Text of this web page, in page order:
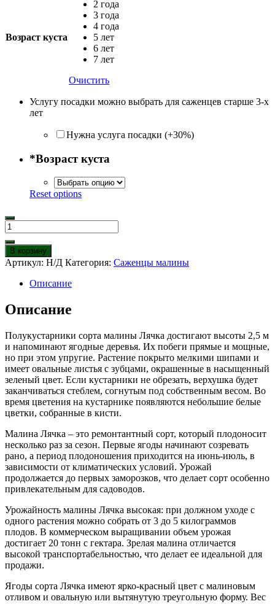
Возраст куста
2 года
3 года
4 года
5 лет
6 лет
7 лет
Очистить
Услугу посадки можно выбрать для саженцев старше 3-х
лет
Нужна услуга посадки (+30%)
*Возраст куста
Reset options
Количество
товара
Малина
Лячка
(Ляшка)
В корзину
Артикул: Н/Д Категория: Саженцы малины
Описание
Описание
Полукустарники сорта малины Лячка достигают высоты 2,5 м
и напоминают ягодные деревья. Их побеги прямые и мощные,
но при этом упругие. Растение покрыто мелкими шипами и
имеет овальные листья с зубцами, окрашенные в насыщенный
зеленый цвет. Если кустарники не обрезать, верхушка будет
заканчиваться стеблем, согнутым под собственным весом. Во
время цветения на кустарнике появляются небольшие белые
цветки, собранные в кисти.
Малина Лячка – это ремонтантный сорт, который плодоносит
несколько раз за сезон. Первые ягоды начинают созревать
рано, а период плодоношения приходится на июнь-июль, в
зависимости от климатических условий. Урожай
продолжается до первых заморозков, что делает сорт особенно
привлекательным для садоводов.
Урожайность малины Лячка высокая: при должном уходе с
одного растения можно собрать от 3 до 5 килограммов
плодов. В коммерческом выращивании объем урожая
достигает 20 тонн с гектара. Зрелая малина отличается
высокой транспортабельностью, что делает ее идеальной для
продажи.
Ягоды сорта Лячка имеют ярко-красный цвет с малиновым
отливом и овальную или вытянутую треугольную форму. Вес